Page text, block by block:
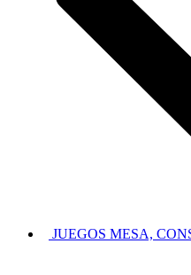
JUEGOS MESA,